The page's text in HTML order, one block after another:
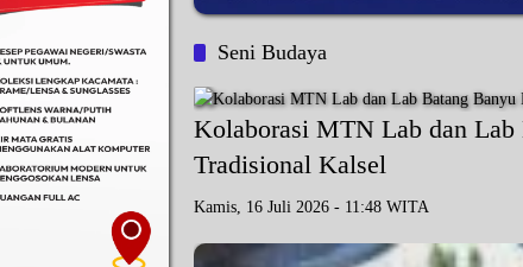
Seni Budaya
Kolaborasi MTN Lab dan
Tradisional Kalsel
Kamis, 16 Juli 2026 - 11:48 WITA